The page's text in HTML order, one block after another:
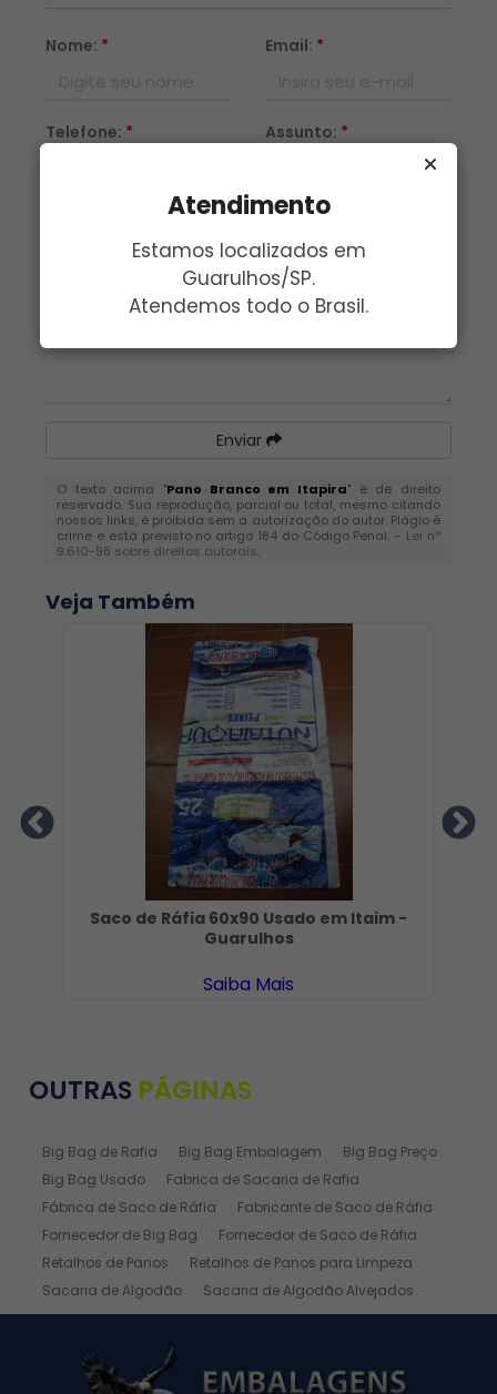
Atendimento
Estamos localizados em
Guarulhos/SP.
Atendemos todo o Brasil.
Nome: * Email: *
Telefone: * Assunto: *
Enviar
O texto acima "Pano Branco em Itapira" é de direito
reservado. Sua reprodução, parcial ou total, mesmo citando
nossos links, é proibida sem a autorização do autor. Plágio é
crime e está previsto no artigo 184 do Código Penal. – Lei n°
9.610-98 sobre direitos autorais.
Veja Também
Saco de Ráfia 60x90 Usado em Itaim -
Guarulhos
Saiba Mais
OUTRAS PÁGINAS
Big Bag de Rafia Big Bag Embalagem
Big Bag Preço
Big Bag Usado
Fabrica de Sacaria de Rafia
Fábrica de Saco de Ráfia
Fabricante de Saco de Ráfia
Fornecedor de Big Bag
Fornecedor de Saco de Ráfia
Retalhos de Panos
Retalhos de Panos para Limpeza
Sacaria de Algodão
Sacaria de Algodão Alvejados
Sacaria de Ráfia
Sacaria de Rafia Laminada
Saco de Rafia
Saco de Rafia 100 Kg